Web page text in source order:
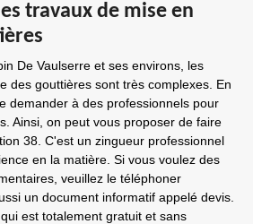
travaux de mise en
De Vaulserre et ses environs, les
des gouttières sont très complexes. En
demander à des professionnels pour
Ainsi, on peut vous proposer de faire
38. C'est un zingueur professionnel
en la matière. Si vous voulez des
veuillez le téléphoner
un document informatif appelé devis.
est totalement gratuit et sans